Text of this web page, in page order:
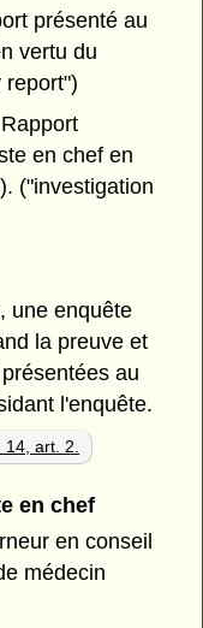
présenté au
vertu du
report")
en chef en
("investigation
une enquête
la preuve et
au
l'enquête.
14, art. 2.
en chef
en conseil
médecin